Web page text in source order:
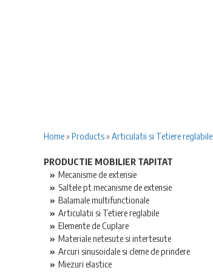
Home»Products»Articulatii si Tetiere reglabile
PRODUCTIE MOBILIER TAPITAT
Mecanisme de extensie
Saltele pt mecanisme de extensie
Balamale multifunctionale
Articulatii si Tetiere reglabile
Elemente de Cuplare
Materiale netesute si intertesute
Arcuri sinusoidale si cleme de prindere
Miezuri elastice